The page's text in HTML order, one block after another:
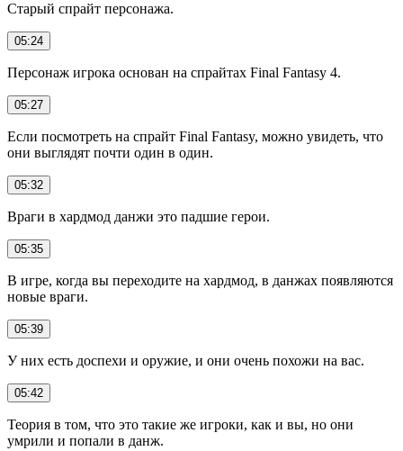
Старый спрайт персонажа.
05:24
Персонаж игрока основан на спрайтах Final Fantasy 4.
05:27
Если посмотреть на спрайт Final Fantasy, можно увидеть, что
они выглядят почти один в один.
05:32
Враги в хардмод данжи это падшие герои.
05:35
В игре, когда вы переходите на хардмод, в данжах появляются
новые враги.
05:39
У них есть доспехи и оружие, и они очень похожи на вас.
05:42
Теория в том, что это такие же игроки, как и вы, но они
умрили и попали в данж.